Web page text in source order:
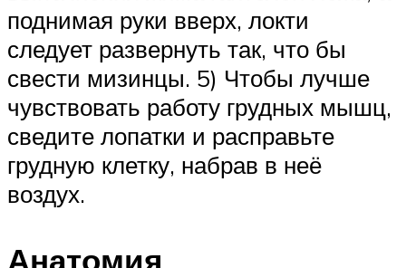
поднимая руки вверх, локти
следует развернуть так, что бы
свести мизинцы. 5) Чтобы лучше
чувствовать работу грудных мышц,
сведите лопатки и расправьте
грудную клетку, набрав в неё
воздух.